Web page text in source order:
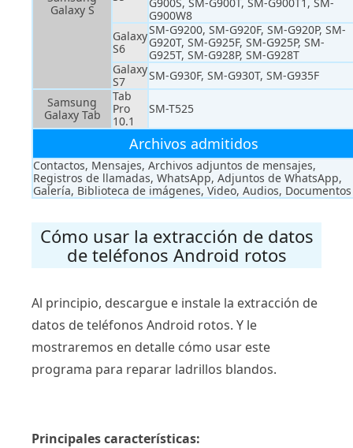
Galaxy S
G900W8
Galaxy
S6
SM-G9200, SM-G920F, SM-G920P, SM-
G920T, SM-G925F, SM-G925P, SM-
G925T, SM-G928P, SM-G928T
Galaxy
S7
SM-G930F, SM-G930T, SM-G935F
Samsung
Galaxy Tab
Tab
Pro
10.1
SM-T525
Archivos admitidos
Contactos, Mensajes, Archivos adjuntos de mensajes,
Registros de llamadas, WhatsApp, Adjuntos de WhatsApp,
Galería, Biblioteca de imágenes, Video, Audios, Documentos
Cómo usar la extracción de datos
de teléfonos Android rotos
Al principio, descargue e instale la extracción de
datos de teléfonos Android rotos. Y le
mostraremos en detalle cómo usar este
programa para reparar ladrillos blandos.
Principales características: